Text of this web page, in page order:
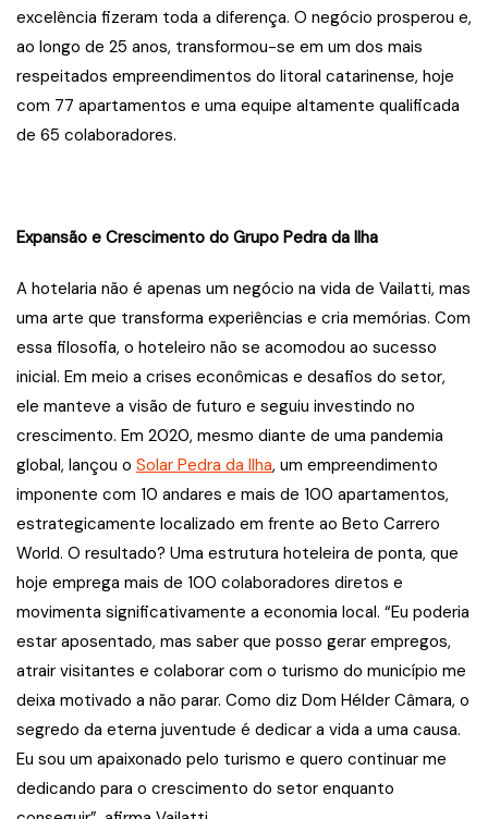
excelência fizeram toda a diferença. O negócio prosperou e,
ao longo de 25 anos, transformou-se em um dos mais
respeitados empreendimentos do litoral catarinense, hoje
com 77 apartamentos e uma equipe altamente qualificada
de 65 colaboradores.
Expansão e Crescimento do Grupo Pedra da Ilha
A hotelaria não é apenas um negócio na vida de Vailatti, mas
uma arte que transforma experiências e cria memórias. Com
essa filosofia, o hoteleiro não se acomodou ao sucesso
inicial. Em meio a crises econômicas e desafios do setor,
ele manteve a visão de futuro e seguiu investindo no
crescimento. Em 2020, mesmo diante de uma pandemia
global, lançou o Solar Pedra da Ilha, um empreendimento
imponente com 10 andares e mais de 100 apartamentos,
estrategicamente localizado em frente ao Beto Carrero
World. O resultado? Uma estrutura hoteleira de ponta, que
hoje emprega mais de 100 colaboradores diretos e
movimenta significativamente a economia local. “Eu poderia
estar aposentado, mas saber que posso gerar empregos,
atrair visitantes e colaborar com o turismo do município me
deixa motivado a não parar. Como diz Dom Hélder Câmara, o
segredo da eterna juventude é dedicar a vida a uma causa.
Eu sou um apaixonado pelo turismo e quero continuar me
dedicando para o crescimento do setor enquanto